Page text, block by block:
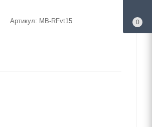
Артикул: MB-RFvt15 0